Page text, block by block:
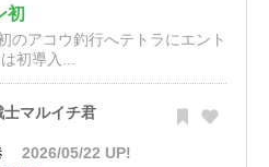
初
のアコウ釣行へテトラにエント
初導入...
士マルイチ君
2026/05/22 UP!